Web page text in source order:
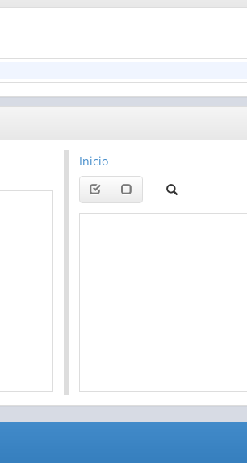
Inicio